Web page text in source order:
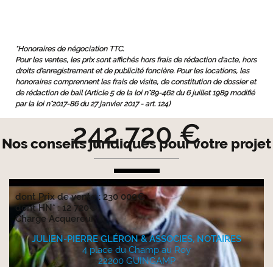
*Honoraires de négociation TTC.
Pour les ventes, les prix sont affichés hors frais de rédaction d'acte, hors
droits d'enregistrement et de publicité foncière. Pour les locations, les
honoraires comprennent les frais de visite, de constitution de dossier et
de rédaction de bail (Article 5 de la loi n°89-462 du 6 juillet 1989 modifié
par la loi n°2017-86 du 27 janvier 2017 - art. 124)
242 720 €
dont Prix de vente : 230 000€
dont HN* : 12 720€
Charge Acquereur
JULIEN-PIERRE GLÉRON & ASSOCIES, NOTAIRES
4 place du Champ au Roy
22200 GUINGAMP
Nos conseils juridiques pour votre projet